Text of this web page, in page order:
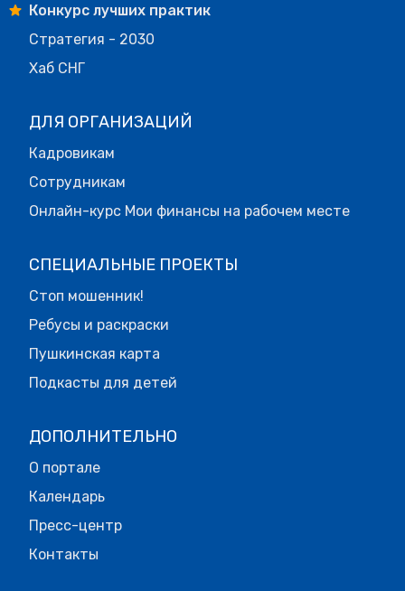
Конкурс лучших практик
Стратегия - 2030
Хаб СНГ
ДЛЯ ОРГАНИЗАЦИЙ
Кадровикам
Сотрудникам
Онлайн-курс Мои финансы на рабочем месте
СПЕЦИАЛЬНЫЕ ПРОЕКТЫ
Стоп мошенник!
Ребусы и раскраски
Пушкинская карта
Подкасты для детей
ДОПОЛНИТЕЛЬНО
О портале
Календарь
Пресс-центр
Контакты